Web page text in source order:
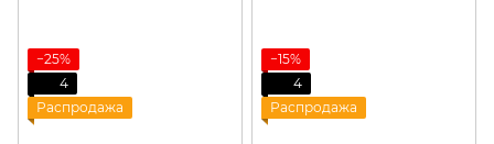
−25%
4
Распродажа
−15%
4
Распродажа